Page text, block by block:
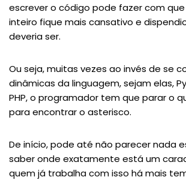
escrever o código pode fazer com
inteiro fique mais cansativo e
deveria ser.
Ou seja, muitas vezes ao invés de se
dinâmicas da linguagem, sejam elas,
PHP, o programador tem que parar o
para encontrar o asterisco.
De início, pode até não parecer nada
saber onde exatamente está um
quem já trabalha com isso há mais